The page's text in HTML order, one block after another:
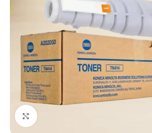
Cliquez pour agrandir